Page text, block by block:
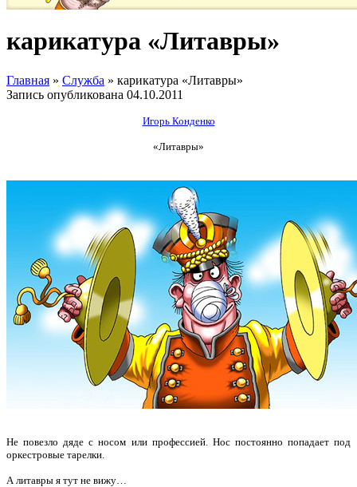
карикатура «Литавры»
Главная » Служба » карикатура «Литавры»
Запись опубликована 04.10.2011
Игорь Конденко
«Литавры»
Не повезло дяде с носом или профессией. Нос постоянно попадает под
оркестровые тарелки.
А литавры я тут не вижу…